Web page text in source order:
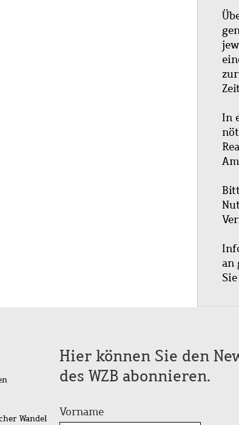
In
an
Sie
Wandel
Hier können Sie den
des WZB abonnieren.
Vorname